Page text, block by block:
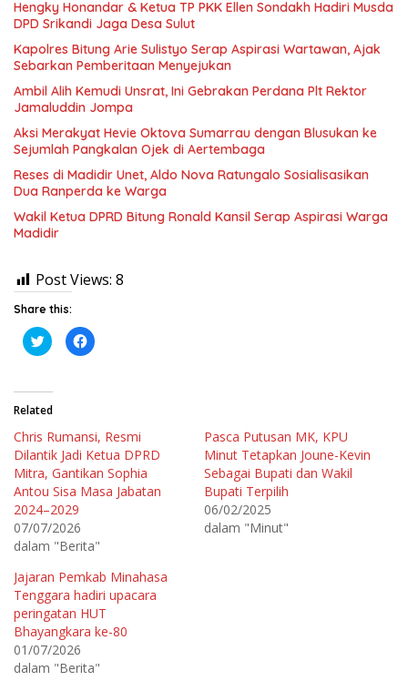
Hengky Honandar & Ketua TP PKK Ellen Sondakh Hadiri Musda
DPD Srikandi Jaga Desa Sulut
Kapolres Bitung Arie Sulistyo Serap Aspirasi Wartawan, Ajak
Sebarkan Pemberitaan Menyejukan
Ambil Alih Kemudi Unsrat, Ini Gebrakan Perdana Plt Rektor
Jamaluddin Jompa
Aksi Merakyat Hevie Oktova Sumarrau dengan Blusukan ke
Sejumlah Pangkalan Ojek di Aertembaga
Reses di Madidir Unet, Aldo Nova Ratungalo Sosialisasikan
Dua Ranperda ke Warga
Wakil Ketua DPRD Bitung Ronald Kansil Serap Aspirasi Warga
Madidir
Post Views: 8
Share this:
K
l
n
u
b
e
r
b
a
g
p
a
d
a
i
t
t
e
r
(
M
e
m
b
K
l
m
e
m
b
a
g
d
a
c
e
b
o
o
M
e
Related
Chris Rumansi, Resmi
Dilantik Jadi Ketua DPRD
Mitra, Gantikan Sophia
Antou Sisa Masa Jabatan
2024–2029
07/07/2026
dalam "Berita"
Pasca Putusan MK, KPU
Minut Tetapkan Joune-Kevin
Sebagai Bupati dan Wakil
Bupati Terpilih
06/02/2025
dalam "Minut"
Jajaran Pemkab Minahasa
Tenggara hadiri upacara
peringatan HUT
Bhayangkara ke-80
01/07/2026
dalam "Berita"